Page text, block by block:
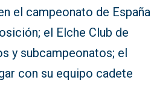
el campeonato de España
el Elche Club de
y subcampeonatos; el
con su equipo cadete